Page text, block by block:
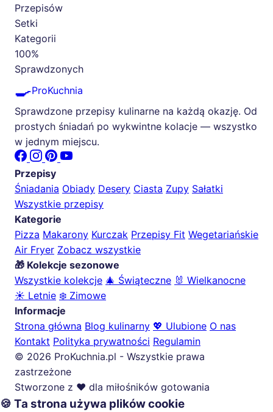
Przepisów
Setki
Kategorii
100%
Sprawdzonych
🍳ProKuchnia
Sprawdzone przepisy kulinarne na każdą okazję. Od
prostych śniadań po wykwintne kolacje — wszystko
w jednym miejscu.
Przepisy
Śniadania Obiady Desery Ciasta Zupy Sałatki
Wszystkie przepisy
Kategorie
Pizza Makarony Kurczak Przepisy Fit Wegetariańskie
Air Fryer Zobacz wszystkie
🎁 Kolekcje sezonowe
Wszystkie kolekcje 🎄 Świąteczne 🐰 Wielkanocne
☀️ Letnie ❄️ Zimowe
Informacje
Strona główna Blog kulinarny 💖 Ulubione O nas
Kontakt Polityka prywatności Regulamin
© 2026 ProKuchnia.pl - Wszystkie prawa
zastrzeżone
Stworzone z ❤️ dla miłośników gotowania
🍪 Ta strona używa plików cookie